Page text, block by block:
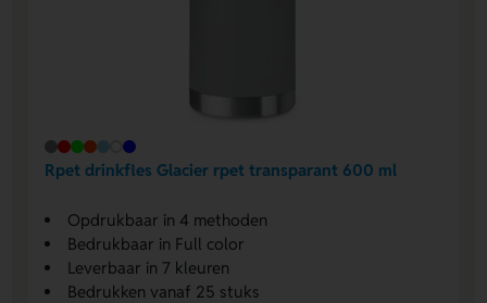
Rpet drinkfles Glacier rpet transparant 600 ml
Opdrukbaar in 4 methoden
Bedrukbaar in Full color
Leverbaar in 7 kleuren
Bedrukken vanaf 25 stuks